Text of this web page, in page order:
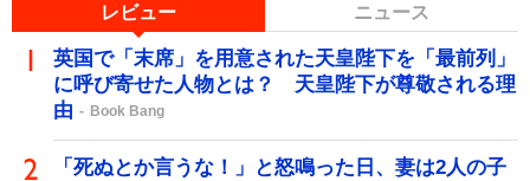
レビュー ニュース
英国で「末席」を用意された天皇陛下を「最前列」
に呼び寄せた人物とは？ 天皇陛下が尊敬される理
由
Book Bang
「死ぬとか言うな！」と怒鳴った日、妻は2人の子